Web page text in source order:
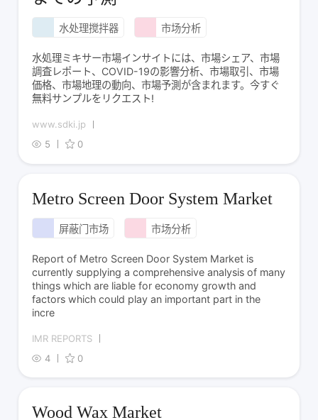
水处理搅拌器 市场分析
水処理ミキサー市場インサイトには、市場シェア、市場
調査レポート、COVID-19の影響分析、市場取引、市場
価格、市場地理の動向、市場予測が含まれます。今すぐ
無料サンプルをリクエスト!
www.sdki.jp
5
0
Metro Screen Door System Market
屏蔽门市场 市场分析
Report of Metro Screen Door System Market is
currently supplying a comprehensive analysis of many
things which are liable for economy growth and
factors which could play an important part in the
incre
IMR REPORTS
4
0
Wood Wax Market